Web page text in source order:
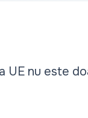
UE nu este